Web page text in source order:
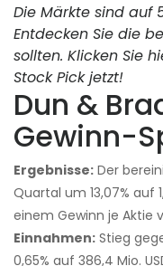
Die Märkte sind auf
Entdecken Sie die
sollten. Klicken Sie
Stock Pick jetzt!
Dun &
Gewinn-
Ergebnisse: Der
Quartal um 13,07% auf
einem Gewinn je Aktie
Einnahmen: Stieg
0,65% auf 386,4 Mio.